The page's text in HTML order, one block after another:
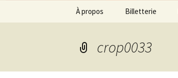
Aller
À propos Billetterie
crop0033